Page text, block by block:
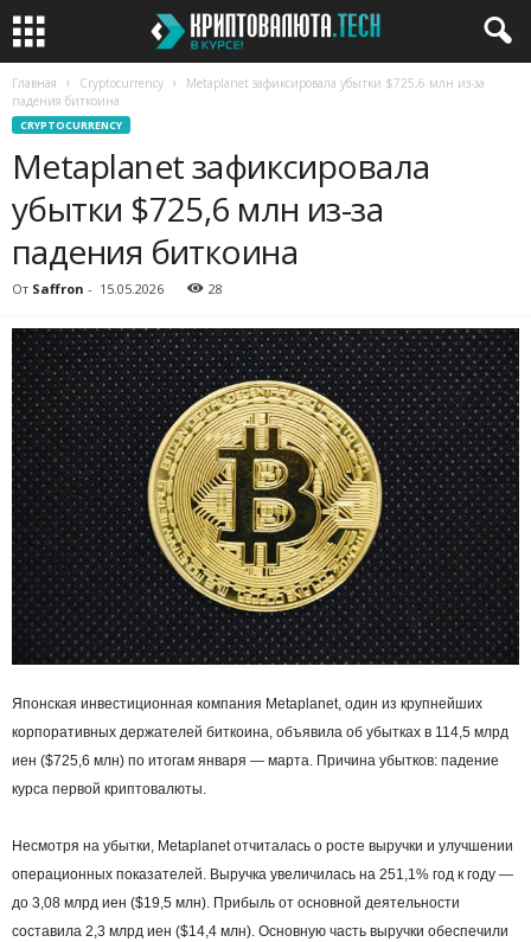
Главная Cryptocurrency
Metaplanet зафиксировала убытки $725,6 млн из-за
падения биткоина
CRYPTOCURRENCY
Metaplanet зафиксировала
убытки $725,6 млн из-за
падения биткоина
От Saffron - 15.05.2026 28
Японская инвестиционная компания Metaplanet, один из крупнейших
корпоративных держателей биткоина, объявила об убытках в 114,5 млрд
иен ($725,6 млн) по итогам января — марта. Причина убытков: падение
курса первой криптовалюты.
Несмотря на убытки, Metaplanet отчиталась о росте выручки и улучшении
операционных показателей. Выручка увеличилась на 251,1% год к году —
до 3,08 млрд иен ($19,5 млн). Прибыль от основной деятельности
составила 2,3 млрд иен ($14,4 млн). Основную часть выручки обеспечили